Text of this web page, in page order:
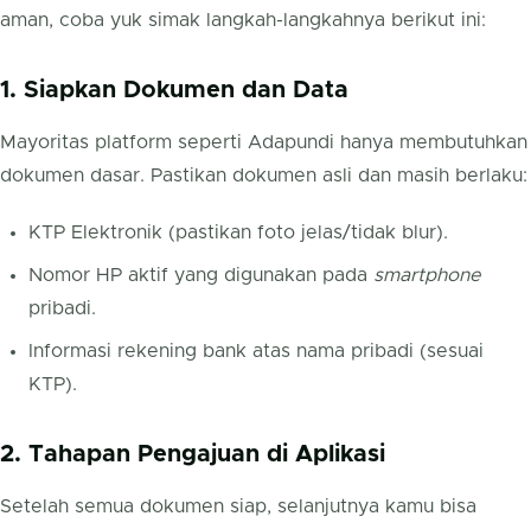
aman, coba yuk simak langkah-langkahnya berikut ini:
1. Siapkan Dokumen dan Data
Mayoritas platform seperti Adapundi hanya membutuhkan
dokumen dasar. Pastikan dokumen asli dan masih berlaku:
KTP Elektronik (pastikan foto jelas/tidak blur).
Nomor HP aktif yang digunakan pada smartphone
pribadi.
Informasi rekening bank atas nama pribadi (sesuai
KTP).
2. Tahapan Pengajuan di Aplikasi
Setelah semua dokumen siap, selanjutnya kamu bisa